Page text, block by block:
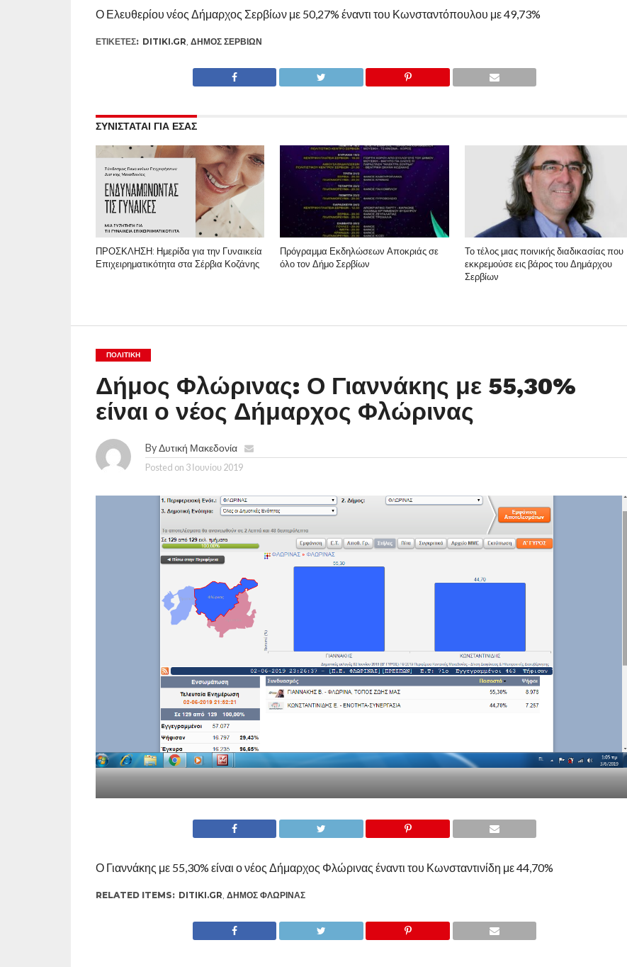
Ο Ελευθερίου νέος Δήμαρχος Σερβίων με 50,27% έναντι του Κωνσταντόπουλου με 49,73%
ΕΤΙΚΕΤΕΣ: DITIKI.GR, ΔΉΜΟΣ ΣΕΡΒΊΩΝ
ΣΥΝΙΣΤΑΤΑΙ ΓΙΑ ΕΣΑΣ
ΠΡΟΣΚΛΗΣΗ: Ημερίδα για την Γυναικεία
Επιχειρηματικότητα στα Σέρβια Κοζάνης
Πρόγραμμα Εκδηλώσεων Αποκριάς σε
όλο τον Δήμο Σερβίων
Το τέλος μιας ποινικής διαδικασίας που
εκκρεμούσε εις βάρος του Δημάρχου
Σερβίων
ΠΟΛΙΤΙΚΉ
Δήμος Φλώρινας: Ο Γιαννάκης με 55,30%
είναι ο νέος Δήμαρχος Φλώρινας
ByΔυτική Μακεδονία
Posted on 3 Ιουνίου 2019
Ο Γιαννάκης με 55,30% είναι ο νέος Δήμαρχος Φλώρινας έναντι του Κωνσταντινίδη με 44,70%
RELATED ITEMS: DITIKI.GR, ΔΉΜΟΣ ΦΛΏΡΙΝΑΣ